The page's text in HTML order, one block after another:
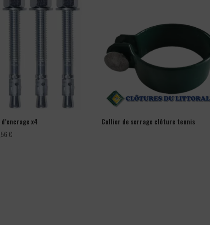
x4
€
Collier de serrage clôture tennis